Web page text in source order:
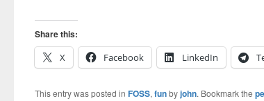
Share this:
X
Facebook LinkedIn
This entry was posted in FOSS, funbyjohn. Bookmark the